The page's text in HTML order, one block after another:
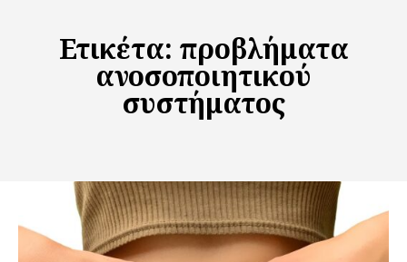
Ετικέτα: προβλήματα
ανοσοποιητικού
συστήματος